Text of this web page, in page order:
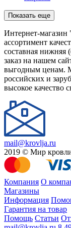
Показать еще
Интернет-
ассортимент
составная нижняя
заказ на нашем
выгодным ценам.
российских и
высокое качество
mail@krovlja.ru
2019 © Мир
Компания О
Магазины
Информация
Гарантия на товар
Помощь Статьи